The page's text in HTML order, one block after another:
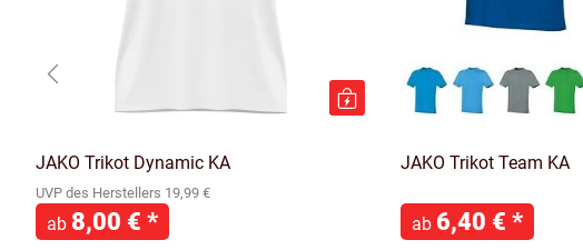
JAKO Trikot Dynamic KA
UVP des Herstellers 19,99 €
ab 8,00 € *
JAKO Trikot Team KA
ab 6,40 € *